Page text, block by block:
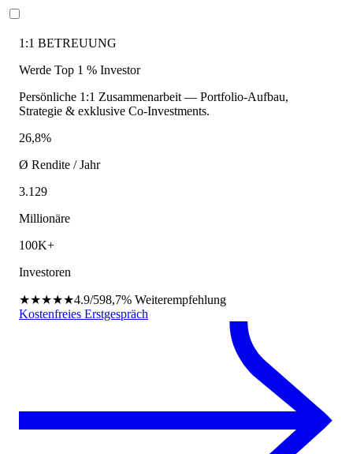
1:1 BETREUUNG
Werde Top 1 % Investor
Persönliche 1:1 Zusammenarbeit — Portfolio-Aufbau,
Strategie & exklusive Co-Investments.
26,8%
Ø Rendite / Jahr
3.129
Millionäre
100K+
Investoren
★★★★★4.9/598,7% Weiterempfehlung
Kostenfreies Erstgespräch